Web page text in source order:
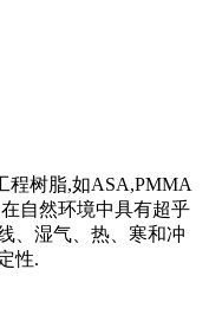
程树脂,如ASA,PMMA
自然环境中具有超乎
、湿气、热、寒和冲
性.